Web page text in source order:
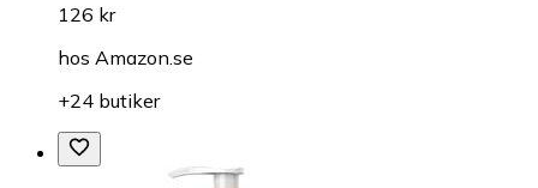
126 kr
hos Amazon.se
+24 butiker